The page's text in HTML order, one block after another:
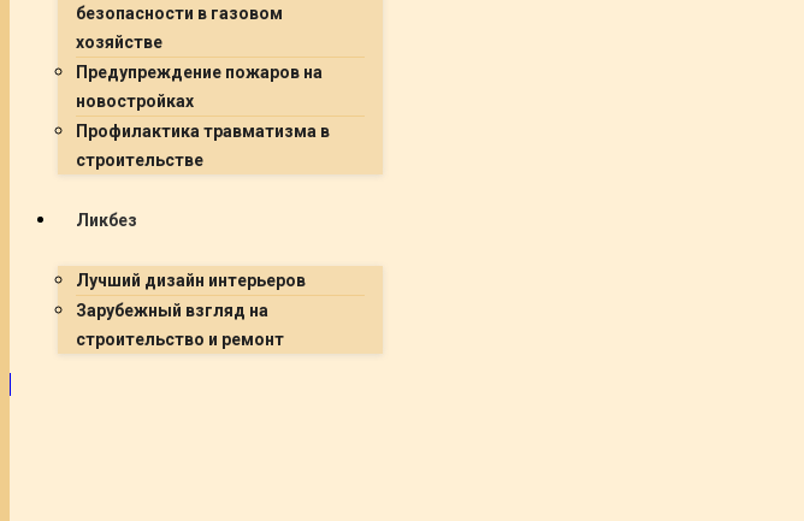
безопасности в газовом
хозяйстве
Предупреждение пожаров на
новостройках
Профилактика травматизма в
строительстве
Ликбез
Лучший дизайн интерьеров
Зарубежный взгляд на
строительство и ремонт